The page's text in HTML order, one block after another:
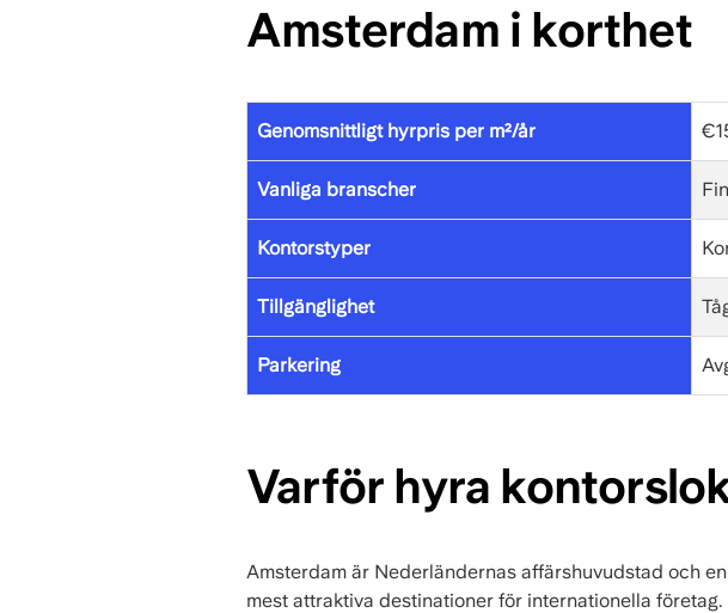
Amsterdam i korthet
Genomsnittligt hyrpris per m²/år
Vanliga branscher
Kontorstyper
Tillgänglighet
Parkering
Varför hyra
Amsterdam är Nederländernas affärshuvudstad och
mest attraktiva destinationer för internationella företag.